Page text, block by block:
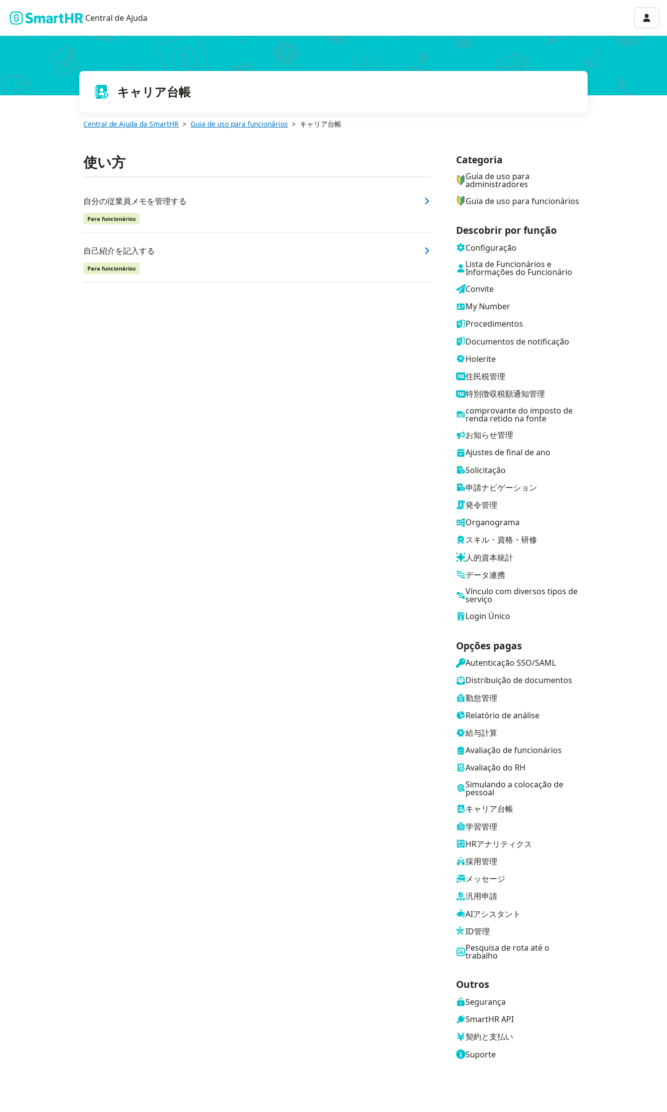
Central de Ajuda
キャリア台帳
Central de Ajuda da SmartHR Guia de uso para funcionários キャリア台帳
使い方
自分の従業員メモを管理する
Para funcionários
自己紹介を記入する
Para funcionários
ナビゲーションメニュー
Categoria
Guia de uso para
administradores
Guia de uso para funcionários
Descobrir por função
Configuração
Lista de Funcionários e
Informações do Funcionário
Convite
My Number
Procedimentos
Documentos de notificação
Holerite
住民税管理
特別徴収税額通知管理
comprovante do imposto de
renda retido na fonte
お知らせ管理
Ajustes de final de ano
Solicitação
申請ナビゲーション
発令管理
Organograma
スキル・資格・研修
人的資本統計
データ連携
Vínculo com diversos tipos de
serviço
Login Único
Opções pagas
Autenticação SSO/SAML
Distribuição de documentos
勤怠管理
Relatório de análise
給与計算
Avaliação de funcionários
Avaliação do RH
Simulando a colocação de
pessoal
キャリア台帳
学習管理
HRアナリティクス
採用管理
メッセージ
汎用申請
AIアシスタント
ID管理
Pesquisa de rota até o
trabalho
Outros
Segurança
SmartHR API
契約と支払い
Suporte